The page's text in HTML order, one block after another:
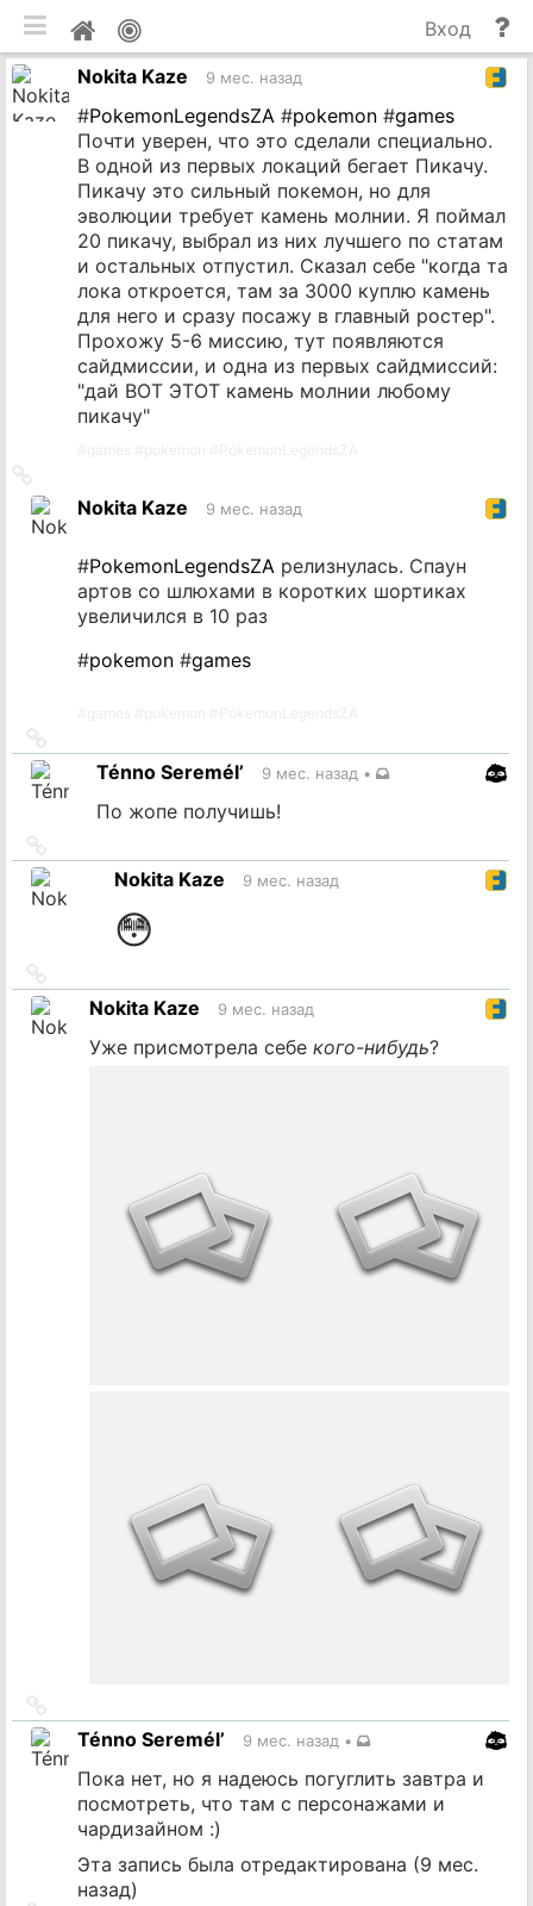
Мой
профиль
и
Вход
Nokita Kaze
9 мес. назад
#PokemonLegendsZA #pokemon #games
Почти уверен, что это сделали специально.
В одной из первых локаций бегает Пикачу.
Пикачу это сильный покемон, но для
эволюции требует камень молнии. Я поймал
20 пикачу, выбрал из них лучшего по статам
и остальных отпустил. Сказал себе "когда та
лока откроется, там за 3000 куплю камень
для него и сразу посажу в главный ростер".
Прохожу 5-6 миссию, тут появляются
сайдмиссии, и одна из первых сайдмиссий:
"дай ВОТ ЭТОТ камень молнии любому
пикачу"
на
источникNokita Kaze 9 мес. назад
#PokemonLegendsZA релизнулась. Спаун
артов со шлюхами в коротких шортиках
увеличился в 10 раз
#pokemon #games
на
источникTénno Seremél’ 9 мес. назад •
По жопе получишь!
на
источникNokita Kaze 9 мес. назад
😳
на
источникNokita Kaze 9 мес. назад
Уже присмотрела себе кого-нибудь?
на
источник
Ténno Seremél’ 9 мес. назад •
Пока нет, но я надеюсь погуглить завтра и
посмотреть, что там с персонажами и
чардизайном :)
Эта запись была отредактирована (9 мес.
назад)
мобильная версия